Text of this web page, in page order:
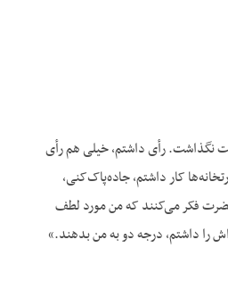
نگذاشت. رأی داشتم، خیلی هم رأی
کار داشتم، جاده‌پاک‌کنی،
فکر می‌کنند که من مورد لطف
را داشتم، درجه دو به من بدهند.»